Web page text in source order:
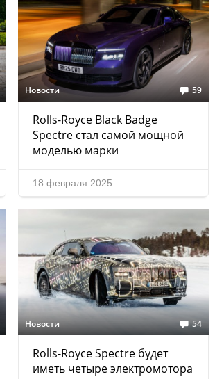
Новости 59
Rolls-Royce Black Badge
Spectre стал самой мощной
моделью марки
18 февраля 2025
Новости 54
Rolls-Royce Spectre будет
иметь четыре электромотора